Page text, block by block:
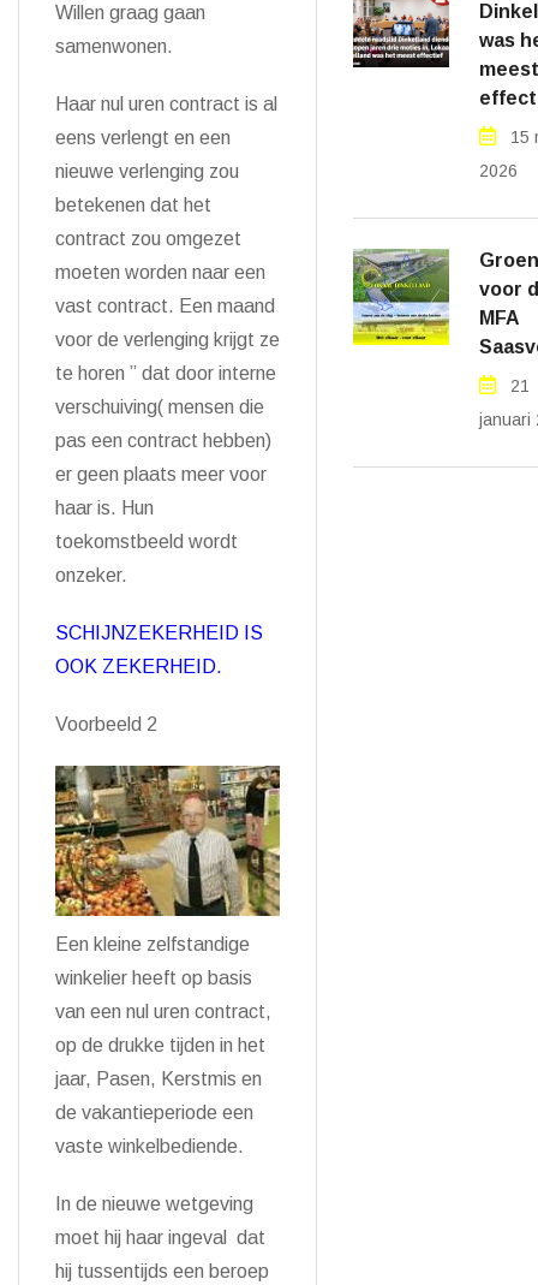
Willen graag gaan
samenwonen.
Haar nul uren contract is al
eens verlengt en een
nieuwe verlenging zou
betekenen dat het
contract zou omgezet
moeten worden naar een
vast contract. Een maand
voor de verlenging krijgt ze
te horen ” dat door interne
verschuiving( mensen die
pas een contract hebben)
er geen plaats meer voor
haar is. Hun
toekomstbeeld wordt
onzeker.
SCHIJNZEKERHEID IS
OOK ZEKERHEID.
Voorbeeld 2
Een kleine zelfstandige
winkelier heeft op basis
van een nul uren contract,
op de drukke tijden in het
jaar, Pasen, Kerstmis en
de vakantieperiode een
vaste winkelbediende.
In de nieuwe wetgeving
moet hij haar ingeval dat
hij tussentijds een beroep
was
meest
15
2026
voor
MFA
21
januari